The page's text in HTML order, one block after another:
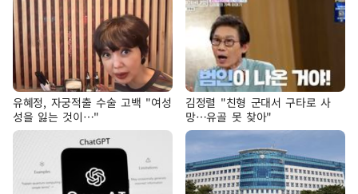
유혜정, 자궁적출 수술 고백 "여성
성을 잃는 것이…"
김정렬 "친형 군대서 구타로 사
망…유골 못 찾아"